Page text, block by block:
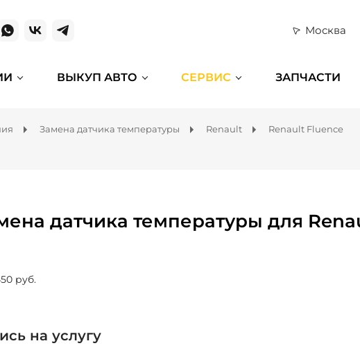
Москва
ВЫКУП АВТО СЕРВИС ЗАПЧАСТИ
Замена датчика температуры Renault Renault Fluence
датчика температуры для
руб.
на услугу